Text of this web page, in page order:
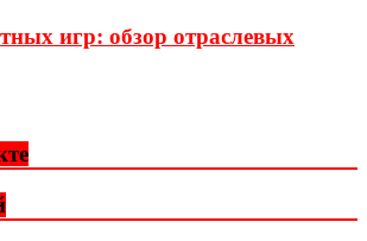
игр: обзор отраслевых